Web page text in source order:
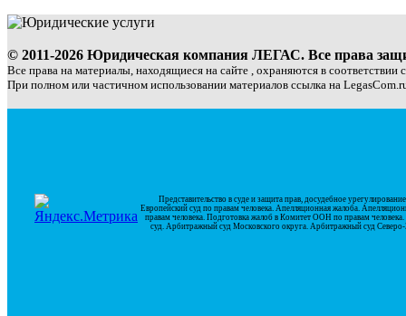
© 2011-2026 Юридическая компания ЛЕГАС. Все права
Все права на материалы, находящиеся на сайте , охраняются в соответствии
При полном или частичном использовании материалов ссылка на
Представительство в суде и защита прав, досудебное
Европейский суд по правам человека. Апелляционная жалоба.
правам человека. Подготовка жалоб в Комитет ООН по правам
суд. Арбитражный суд Московского округа. Арбитражный суд